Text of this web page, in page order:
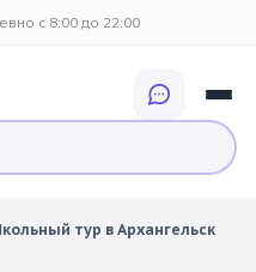
с 8:00 до 22:00
🗓️ ПО КАНИКУЛАМ
🎉 СОБЫТИЙНЫЕ
тур в Архангельск